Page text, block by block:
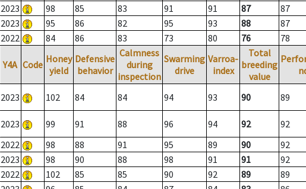
2023 98 85 83 91 91 87
87
2023 95 86 82 95 93 88
87
2022 84 86 83 73 80 76 78
Y4A Code Honey
yield
Defensive
behavior
Calmness
during
inspection
Swarming
drive
Varroa-
index
Total
breeding
value
2023 102 84 84 94 93 90 89
2023 99 91 88 96 94 92
92
2022 98 88 91 95 89 90
92
2023 98 90 88 98 91 91
92
2022 102 85 85 90 92 89
89